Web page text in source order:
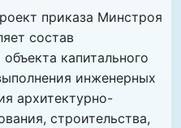
приказа Минстроя
состав
капитального
инженерных
архитектурно-
строительства,